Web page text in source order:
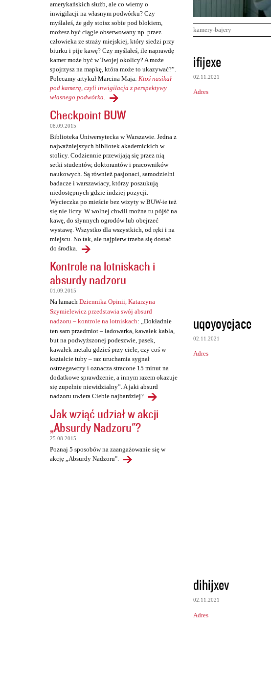
amerykańskich służb, ale co wiemy o
inwigilacji na własnym podwórku? Czy
myślałeś, że gdy stoisz sobie pod blokiem,
możesz być ciągle obserwowany np. przez
człowieka ze straży miejskiej, który siedzi przy
biurku i pije kawę? Czy myślałeś, ile naprawdę
kamer może być w Twojej okolicy? A może
spojrzysz na mapkę, która może to ukazywać?”.
Polecamy artykuł Marcina Maja: Ktoś nasikał
pod kamerą, czyli inwigilacja z perspektywy
własnego podwórka.
Checkpoint BUW
08.09.2015
Biblioteka Uniwersytecka w Warszawie. Jedna z
najważniejszych bibliotek akademickich w
stolicy. Codziennie przewijają się przez nią
setki studentów, doktorantów i pracowników
naukowych. Są również pasjonaci, samodzielni
badacze i warszawiacy, którzy poszukują
niedostępnych gdzie indziej pozycji.
Wycieczka po mieście bez wizyty w BUW-ie też
się nie liczy. W wolnej chwili można tu pójść na
kawę, do słynnych ogrodów lub obejrzeć
wystawę. Wszystko dla wszystkich, od ręki i na
miejscu. No tak, ale najpierw trzeba się dostać
do środka.
Kontrole na lotniskach i
absurdy nadzoru
01.09.2015
Na łamach Dziennika Opinii, Katarzyna
Szymielewicz przedstawia swój absurd
nadzoru – kontrole na lotniskach: „Dokładnie
ten sam przedmiot – ładowarka, kawałek kabla,
but na podwyższonej podeszwie, pasek,
kawałek metalu gdzieś przy ciele, czy coś w
kształcie tuby – raz uruchamia sygnał
ostrzegawczy i oznacza stracone 15 minut na
dodatkowe sprawdzenie, a innym razem okazuje
się zupełnie niewidzialny”. A jaki absurd
nadzoru uwiera Ciebie najbardziej?
Jak wziąć udział w akcji
„Absurdy Nadzoru"?
25.08.2015
Poznaj 5 sposobów na zaangażowanie się w
akcję „Absurdy Nadzoru".
kamery-bajery
K
o
m
e
ifijexe
02.11.2021
Adres
uqoyoyejace
02.11.2021
Adres
dihijxev
02.11.2021
Adres